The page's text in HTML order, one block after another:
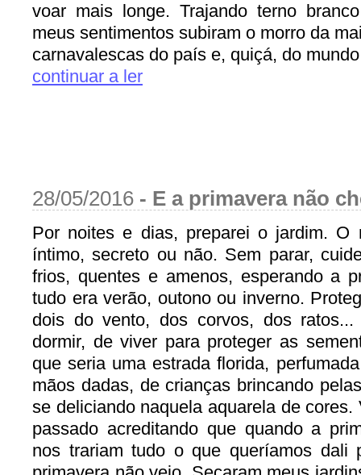
voar mais longe. Trajando terno
meus sentimentos subiram o morro da
carnavalescas do país e, quiçá, do
continuar a ler
28/05/2016 - E a primavera não
Por noites e dias, preparei o jardim. O
íntimo, secreto ou não. Sem parar,
frios, quentes e amenos, esperando a
tudo era verão, outono ou inverno.
dois do vento, dos corvos, dos
dormir, de viver para proteger as
que seria uma estrada florida,
mãos dadas, de crianças brincando
se deliciando naquela aquarela de
passado acreditando que quando a
nos trariam tudo o que queríamos dali